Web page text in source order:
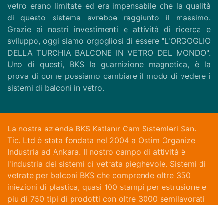
vetro erano limitate ed era impensabile che la qualità
di questo sistema avrebbe raggiunto il massimo.
Grazie ai nostri investimenti e attività di ricerca e
sviluppo, oggi siamo orgogliosi di essere "L'ORGOGLIO
DELLA TURCHIA BALCONE IN VETRO DEL MONDO".
Uno di questi, BKS la guarnizione magnetica, è la
prova di come possiamo cambiare il modo di vedere i
sistemi di balconi in vetro.
La nostra azienda BKS Katlanır Cam Sıstemleri San.
Tic. Ltd è stata fondata nel 2004 a Ostim Organize
Industria ad Ankara. Il nostro campo di attività è
l'industria dei sistemi di vetrata pieghevole. Sistemi di
vetrate per balconi BKS che comprende oltre 350
iniezioni di plastica, quasi 100 stampi per estrusione e
piu di 750 tipi di prodotti con oltre 3000 semilavorati